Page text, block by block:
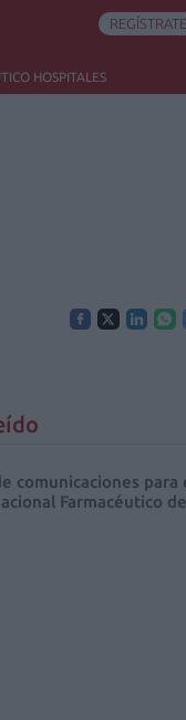
HOSPITALES
REGÍSTRATE
comunicaciones para
Farmacéutico